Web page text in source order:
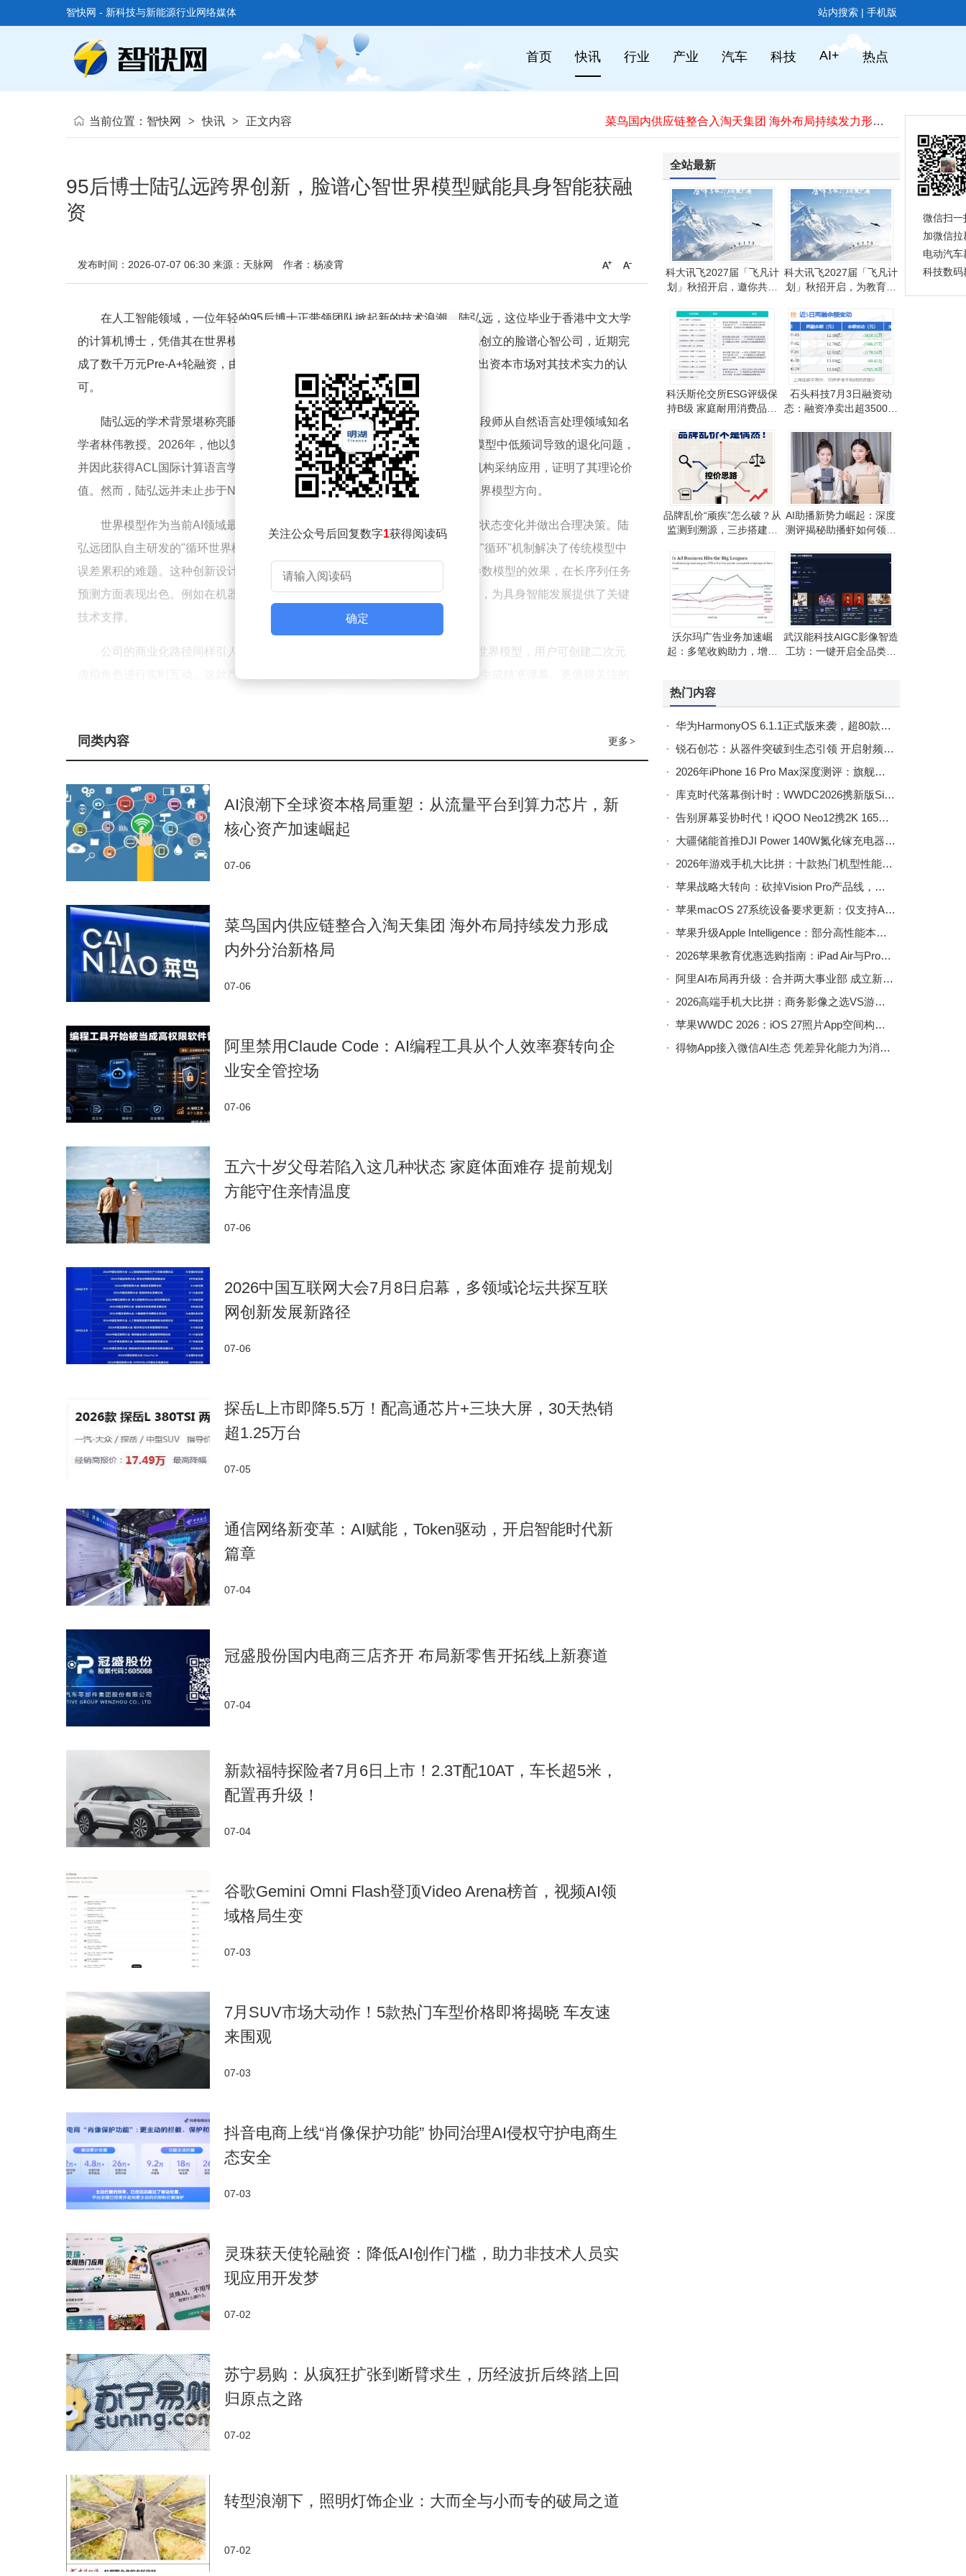
站内搜索 | 手机版
智快网 - 新科技与新能源行业网络媒体
首页 快讯 行业 产业 汽车 科技 AI+ 热点
抖音直播换帅：钱景离职告别旧时代，金黄龙接棒开启新征程
iOS 27代码剧透新品：带摄像头AirPods来袭，或与20周年iPhone同登场
菜鸟国内供应链整合入淘天集团 海外布局持续发力形成内外分治新格局
首款折叠屏iPhone或Q4登场，初期供应紧张，黄牛溢价恐成“抢手货”
抖音直播换帅：钱景离职告别旧时代，金黄龙接棒开启新征程
当前位置： 智快网 > 快讯 > 正文内容
95后博士陆弘远跨界创新，脸谱心智世界模型赋能具身智能获融
资
发布时间：2026-07-07 06:30 来源：天脉网 作者：杨凌霄
在人工智能领域，一位年轻的95后博士正带领团队掀起新的技术浪潮。陆弘远，这位毕业于香港中文大学
的计算机博士，凭借其在世界模型领域的突破性研究，成为行业瞩目的焦点。他创立的脸谱心智公司，近期完
成了数千万元Pre-A+轮融资，由星连资本领投，老股东奇虎360继续跟投，展现出资本市场对其技术实力的认
可。
陆弘远的学术背景堪称亮眼。本科就读于帝国理工学院计算机专业，博士阶段师从自然语言处理领域知名
学者林伟教授。2026年，他以第一作者身份提出"Adam's Law"，揭示了大语言模型中低频词导致的退化问题，
并因此获得ACL国际计算语言学协会最佳论文奖。这项成果被Anthropic等顶尖机构采纳应用，证明了其理论价
值。然而，陆弘远并未止步于NLP领域，而是将研究视野拓展至更具挑战性的世界模型方向。
世界模型作为当前AI领域最前沿的技术方向之一，旨在让机器能够预测环境状态变化并做出合理决策。陆
弘远团队自主研发的"循环世界模型"（Looped World Model）架构，通过独特的"循环"机制解决了传统模型中
误差累积的难题。这种创新设计使脸谱心智仅用10亿参数就实现了其他数千亿参数模型的效果，在长序列任务
预测方面表现出色。例如在机器人操作场景中，该模型能够显著提升家务完成率，为具身智能发展提供了关键
技术支撑。
公司的商业化路径同样引人注目。其开发的AI陪伴产品"叠叠社"已接入循环世界模型，用户可创建二次元
虚拟角色进行实时互动。这款产品不仅能理解用户屏幕内容，还能根据影视画面生成精准弹幕。更值得关注的
户。特别是在手术机器人场景中，其模型在手部精细化操作方面展现出独特优势，能够显著提升设备操作精
度。
这位年轻创始人的工作状态折射出科技创业者的典型特征。为节省时间，他在公司对面的人才公寓租住，
与联合创始人同楼办公。这种极限压缩物理距离的做法，使其能够保持高效工作节奏。陆弘远坦言，创业动力
源于对创造社会价值的追求，而非单纯的经济回报。这种理念也体现在团队构建上——核心成员既具备扎实的
理论研究能力，又能将成果快速转化为实际应用。
投资界对脸谱心智的发展潜力给予高度评价。星连资本合伙人李文珏指出，团队最突出的优势在于兼具前
沿技术判断力和工程落地能力。这种特质使公司能够在竞争激烈的AI领域持续突破，为具身智能等新兴产业提
注。
关注公众号后回复数字1获得阅读码
确定
更多 >
同类内容
AI浪潮下全球资本格局重塑：从流量平台到算力芯片，新
核心资产加速崛起
07-06
菜鸟国内供应链整合入淘天集团 海外布局持续发力形成
内外分治新格局
07-06
阿里禁用Claude Code：AI编程工具从个人效率赛转向企
业安全管控场
07-06
五六十岁父母若陷入这几种状态 家庭体面难存 提前规划
方能守住亲情温度
07-06
2026中国互联网大会7月8日启幕，多领域论坛共探互联
网创新发展新路径
07-06
探岳L上市即降5.5万！配高通芯片+三块大屏，30天热销
超1.25万台
07-05
通信网络新变革：AI赋能，Token驱动，开启智能时代新
篇章
07-04
冠盛股份国内电商三店齐开 布局新零售开拓线上新赛道
07-04
新款福特探险者7月6日上市！2.3T配10AT，车长超5米，
配置再升级！
07-04
谷歌Gemini Omni Flash登顶Video Arena榜首，视频AI领
域格局生变
07-03
7月SUV市场大动作！5款热门车型价格即将揭晓 车友速
来围观
07-03
抖音电商上线“肖像保护功能” 协同治理AI侵权守护电商生
态安全
07-03
灵珠获天使轮融资：降低AI创作门槛，助力非技术人员实
现应用开发梦
07-02
苏宁易购：从疯狂扩张到断臂求生，历经波折后终踏上回
归原点之路
07-02
转型浪潮下，照明灯饰企业：大而全与小而专的破局之道
07-02
全站最新
科大讯飞2027届「飞凡计
划」秋招开启，邀你共赴
科大讯飞2027届「飞凡计
划」秋招开启，为教育领
科沃斯伦交所ESG评级保
持B级 家庭耐用消费品行
眼
石头科技7月3日融资动
态：融资净卖出超3500万
融券余额达12.38亿
品牌乱价“顽疾”怎么破？从
监测到溯源，三步搭建控
AI助播新势力崛起：深度
测评揭秘助播虾如何领跑
沃尔玛广告业务加速崛
起：多笔收购助力，增长
武汉能科技AIGC影像智造
工坊：一键开启全品类AI
热门内容
华为HarmonyOS 6.1.1正式版来袭，超80款机型适配，快来看看你的手机在列吗？
锐石创芯：从器件突破到生态引领 开启射频前端自主创新新篇章
2026年iPhone 16 Pro Max深度测评：旗舰性能与高性价比配件搭配指南
库克时代落幕倒计时：WWDC2026携新版Siri，开启苹果AI新篇章
告别屏幕妥协时代！iQOO Neo12携2K 165Hz屏登场，185Hz调校在路上
大疆储能首推DJI Power 140W氮化镓充电器：轻巧高效，多设备快充新体验
2026年游戏手机大比拼：十款热门机型性能体验全解析，谁更值得买？
苹果战略大转向：砍掉Vision Pro产品线，押注AI眼镜开启新赛道
苹果macOS 27系统设备要求更新：仅支持Apple芯片，英特尔处理器成过去式
苹果升级Apple Intelligence：部分高性能本地AI功能仅限最新设备运行
2026苹果教育优惠选购指南：iPad Air与Pro性能解析+快充套装搭配攻略
阿里AI布局再升级：合并两大事业部 成立新部门并任命首席科学家
2026高端手机大比拼：商务影像之选VS游戏性能利器，哪款适合你？
苹果WWDC 2026：iOS 27照片App空间构图技术上线，成片视角可自由调整
得物App接入微信AI生态 凭差异化能力为消费者提供高效购物新体验
微信扫一
加微信拉
电动汽车
科技数码